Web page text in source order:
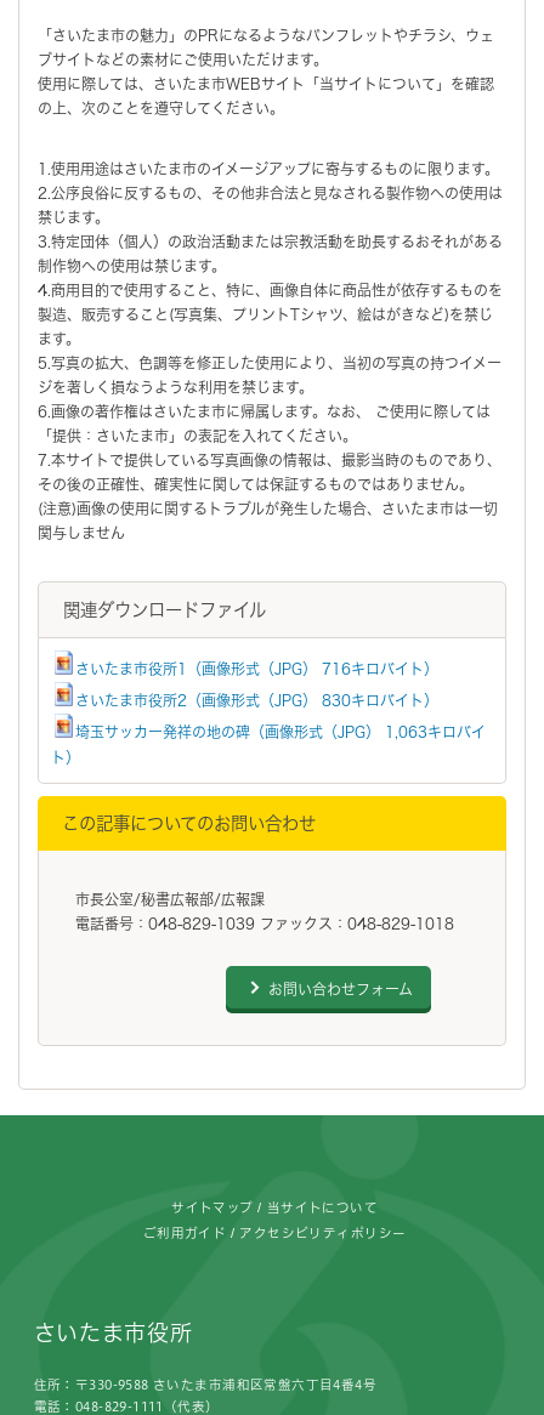
「さいたま市の魅力」のPRになるようなパンフレットやチラシ、ウェ
ブサイトなどの素材にご使用いただけます。
使用に際しては、さいたま市WEBサイト「当サイトについて」を確認
の上、次のことを遵守してください。
1.使用用途はさいたま市のイメージアップに寄与するものに限ります。
2.公序良俗に反するもの、その他非合法と見なされる製作物への使用は
禁じます。
3.特定団体（個人）の政治活動または宗教活動を助長するおそれがある
制作物への使用は禁じます。
4.商用目的で使用すること、特に、画像自体に商品性が依存するものを
製造、販売すること(写真集、プリントTシャツ、絵はがきなど)を禁じ
ます。
5.写真の拡大、色調等を修正した使用により、当初の写真の持つイメー
ジを著しく損なうような利用を禁じます。
6.画像の著作権はさいたま市に帰属します。なお、 ご使用に際しては
「提供：さいたま市」の表記を入れてください。
7.本サイトで提供している写真画像の情報は、撮影当時のものであり、
その後の正確性、確実性に関しては保証するものではありません。
(注意)画像の使用に関するトラブルが発生した場合、さいたま市は一切
関与しません
関連ダウンロードファイル
さいたま市役所1（画像形式（JPG） 716キロバイト）
さいたま市役所2（画像形式（JPG） 830キロバイト）
埼玉サッカー発祥の地の碑（画像形式（JPG） 1,063キロバイ
ト）
この記事についてのお問い合わせ
市長公室/秘書広報部/広報課
電話番号：048-829-1039 ファックス：048-829-1018
お問い合わせフォーム
サイトマップ 当サイトについて
ご利用ガイド アクセシビリティポリシー
さいたま市役所
住所：〒330-9588 さいたま市浦和区常盤六丁目4番4号
電話：048-829-1111（代表）